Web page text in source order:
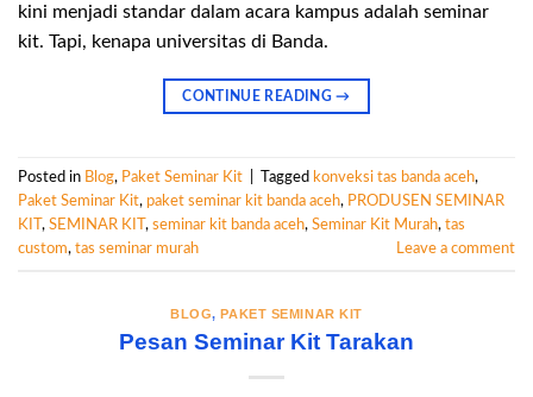
kini menjadi standar dalam acara kampus adalah seminar
kit. Tapi, kenapa universitas di Banda.
CONTINUE READING→
Posted in Blog, Paket Seminar Kit Tagged konveksi tas banda aceh,
Paket Seminar Kit, paket seminar kit banda aceh, PRODUSEN SEMINAR
KIT , SEMINAR KIT , seminar kit banda aceh, Seminar Kit Murah, tas
custom, tas seminar murah Leave a comment
BLOG,PAKET SEMINAR KIT
Pesan Seminar Kit Tarakan